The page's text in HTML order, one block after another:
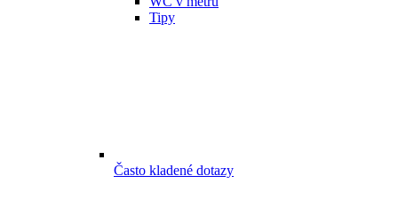
Tipy
Často kladené dotazy